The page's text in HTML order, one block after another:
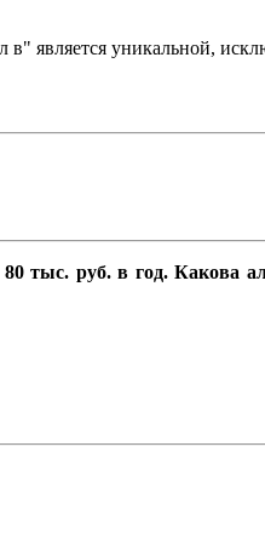
является уникальной,
тыс. руб. в год. Какова